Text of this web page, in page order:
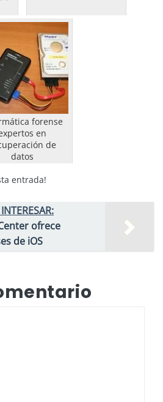
forense
en
de
datos
entrada!
ofrece
de iOS